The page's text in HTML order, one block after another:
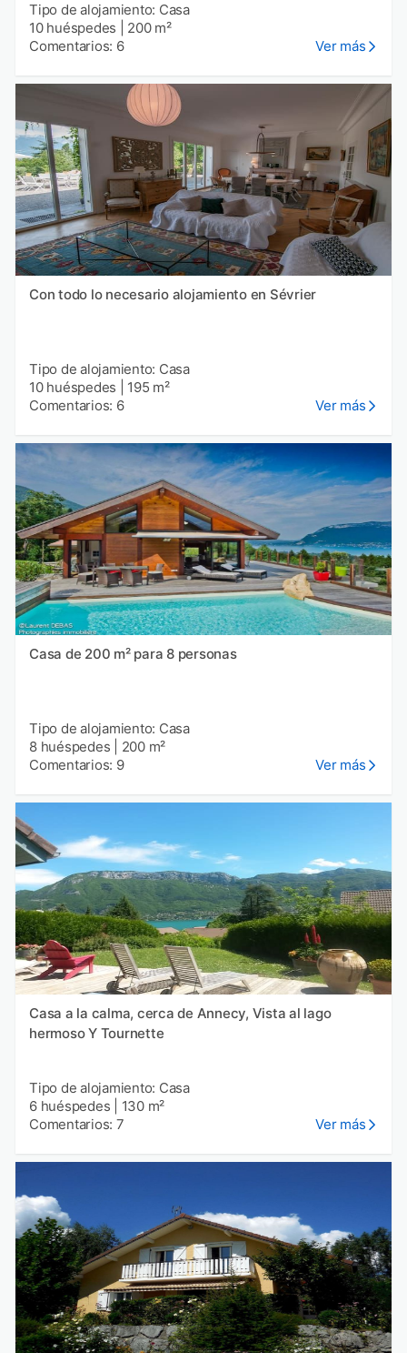
Tipo de alojamiento: Casa
10 huéspedes
200 m²
Comentarios: 6
Ver más
Con todo lo necesario alojamiento en Sévrier
Tipo de alojamiento: Casa
10 huéspedes
195 m²
Comentarios: 6
Ver más
Casa de 200 m² para 8 personas
Tipo de alojamiento: Casa
8 huéspedes
200 m²
Comentarios: 9
Ver más
Casa a la calma, cerca de Annecy, Vista al lago
hermoso Y Tournette
Tipo de alojamiento: Casa
6 huéspedes
130 m²
Comentarios: 7
Ver más